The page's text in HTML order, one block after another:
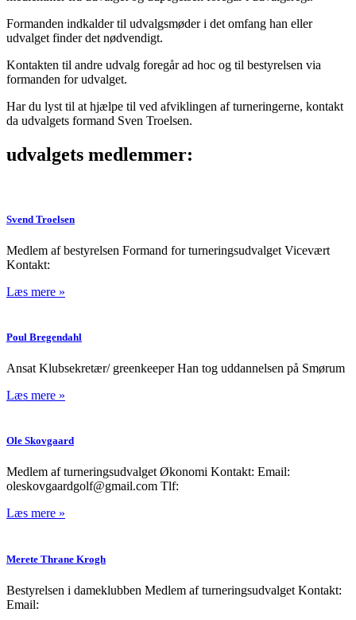
Formanden indkalder til udvalgsmøder i det omfang han eller
udvalget finder det nødvendigt.
Kontakten til andre udvalg foregår ad hoc og til bestyrelsen via
formanden for udvalget.
Har du lyst til at hjælpe til ved afviklingen af turneringerne, kontakt
da udvalgets formand Sven Troelsen.
udvalgets medlemmer:
Svend Troelsen
Medlem af bestyrelsen Formand for turneringsudvalget Vicevært
Kontakt:
Læs mere »
Poul Bregendahl
Ansat Klubsekretær/ greenkeeper Han tog uddannelsen på Smørum
Læs mere »
Ole Skovgaard
Medlem af turneringsudvalget Økonomi Kontakt: Email:
oleskovgaardgolf@gmail.com Tlf:
Læs mere »
Merete Thrane Krogh
Bestyrelsen i dameklubben Medlem af turneringsudvalget Kontakt:
Email: